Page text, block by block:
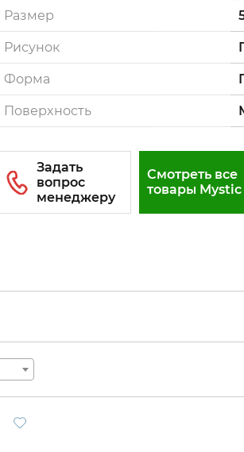
Размер
Рисунок
Форма
Поверxность
Смотреть все
товары Mystic